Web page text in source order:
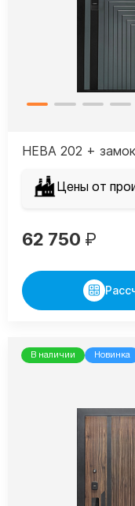
НЕВА 202 +
Цены от
62 750 ₽
В наличии Новинка